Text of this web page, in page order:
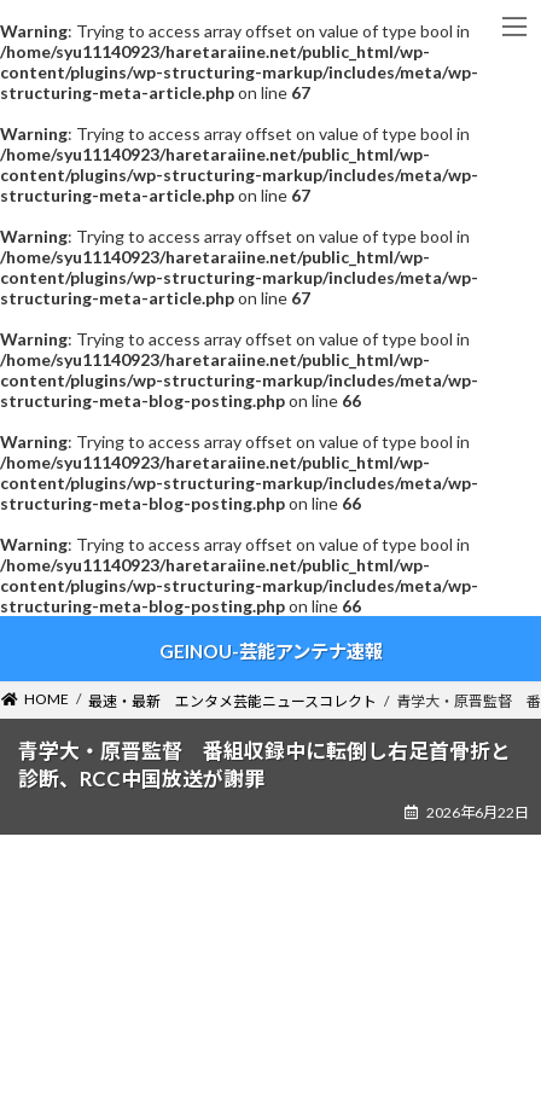
Warning: Trying to access array offset on value of type bool in
/home/syu11140923/haretaraiine.net/public_html/wp-
content/plugins/wp-structuring-markup/includes/meta/wp-
structuring-meta-article.phpon line 67
Warning: Trying to access array offset on value of type bool in
/home/syu11140923/haretaraiine.net/public_html/wp-
content/plugins/wp-structuring-markup/includes/meta/wp-
structuring-meta-article.phpon line 67
Warning: Trying to access array offset on value of type bool in
/home/syu11140923/haretaraiine.net/public_html/wp-
content/plugins/wp-structuring-markup/includes/meta/wp-
structuring-meta-article.phpon line 67
Warning: Trying to access array offset on value of type bool in
/home/syu11140923/haretaraiine.net/public_html/wp-
content/plugins/wp-structuring-markup/includes/meta/wp-
structuring-meta-blog-posting.phpon line 66
Warning: Trying to access array offset on value of type bool in
/home/syu11140923/haretaraiine.net/public_html/wp-
content/plugins/wp-structuring-markup/includes/meta/wp-
structuring-meta-blog-posting.phpon line 66
Warning: Trying to access array offset on value of type bool in
/home/syu11140923/haretaraiine.net/public_html/wp-
content/plugins/wp-structuring-markup/includes/meta/wp-
structuring-meta-blog-posting.phpon line 66
ン
ツ
ー
シ
GEINOU-芸能アンテナ速報
HOME 最速・最新 エンタメ芸能ニュースコレクト 青学大・原晋監督 番
青学大・原晋監督 番組収録中に転倒し右足首骨折と
診断、RCC中国放送が謝罪
2026年6月22日